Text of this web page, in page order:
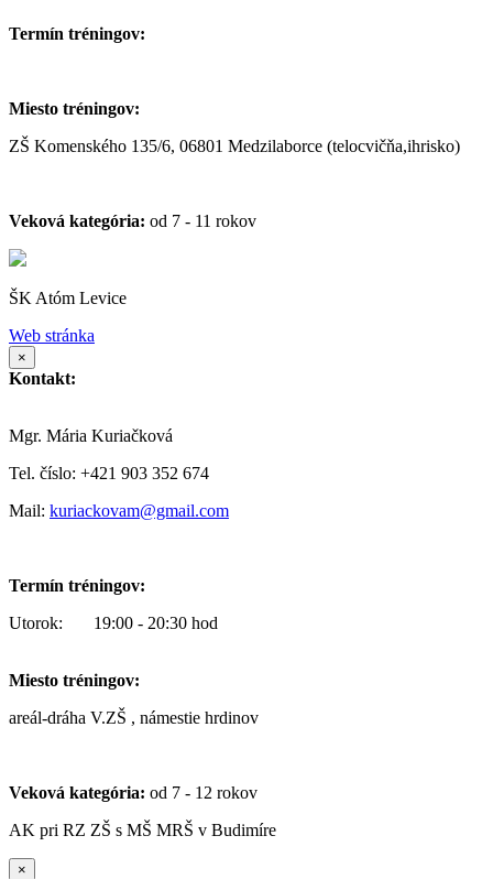
Termín tréningov:
Miesto tréningov:
ZŠ Komenského 135/6, 06801 Medzilaborce (telocvičňa,ihrisko)
Veková kategória: od 7 - 11 rokov
ŠK Atóm Levice
Web stránka
×
Kontakt:
Mgr. Mária Kuriačková
Tel. číslo: +421 903 352 674
Mail: kuriackovam@gmail.com
Termín tréningov:
Utorok: 19:00 - 20:30 hod
Miesto tréningov:
areál-dráha V.ZŠ , námestie hrdinov
Veková kategória: od 7 - 12 rokov
AK pri RZ ZŠ s MŠ MRŠ v Budimíre
×